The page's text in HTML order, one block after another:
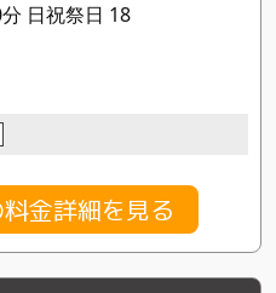
日祝祭日 18
金詳細を見る